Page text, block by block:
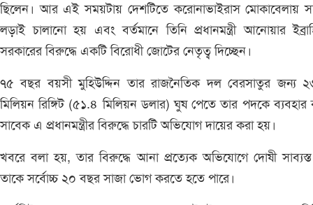
ছিলেন। আর এই সময়টায় দেশটিতে করোনাভাইরাস মোকাবেলায়
লড়াই চালানো হয় এবং বর্তমানে তিনি প্রধানমন্ত্রী আনোয়ার
সরকারের বিরুদ্ধে একটি বিরোধী জোটের নেতৃত্ব দিচ্ছেন।
৭৫ বছর বয়সী মুহিউদ্দিন তার রাজনৈতিক দল বেরসাতুর জন্য
মিলিয়ন রিঙ্গিট (৫১.৪ মিলিয়ন ডলার) ঘুষ পেতে তার পদকে ব্যবহার
সাবেক এ প্রধানমন্ত্রীর বিরুদ্ধে চারটি অভিযোগ দায়ের করা হয়।
খবরে বলা হয়, তার বিরুদ্ধে আনা প্রত্যেক অভিযোগে দোষী
তাকে সর্বোচ্চ ২০ বছর সাজা ভোগ করতে হতে পারে।